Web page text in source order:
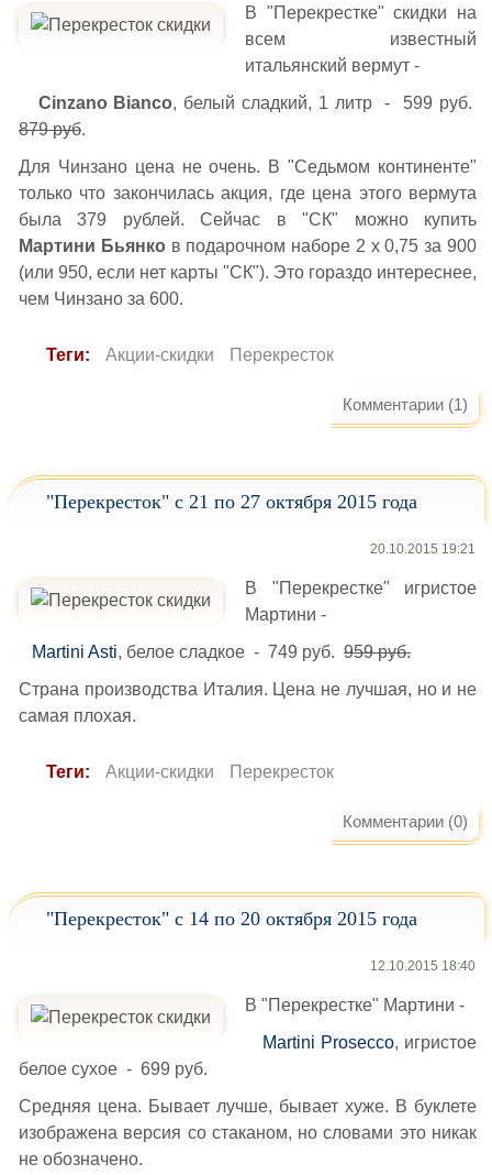
В "Перекрестке" скидки на
всем известный
итальянский вермут -
Cinzano Bianco, белый сладкий, 1 литр - 599 руб.
879 руб.
Для Чинзано цена не очень. В "Седьмом континенте"
только что закончилась акция, где цена этого вермута
была 379 рублей. Сейчас в "СК" можно купить
Мартини Бьянко в подарочном наборе 2 х 0,75 за 900
(или 950, если нет карты "СК"). Это гораздо интереснее,
чем Чинзано за 600.
Теги: Акции-скидки Перекресток
Комментарии (1)
"Перекресток" с 21 по 27 октября 2015 года
20.10.2015 19:21
В "Перекрестке" игристое
Мартини -
Martini Asti, белое сладкое - 749 руб. 959 руб.
Страна производства Италия. Цена не лучшая, но и не
самая плохая.
Теги: Акции-скидки Перекресток
Комментарии (0)
"Перекресток" с 14 по 20 октября 2015 года
12.10.2015 18:40
В "Перекрестке" Мартини -
Martini Prosecco, игристое
белое сухое - 699 руб.
Средняя цена. Бывает лучше, бывает хуже. В буклете
изображена версия со стаканом, но словами это никак
не обозначено.